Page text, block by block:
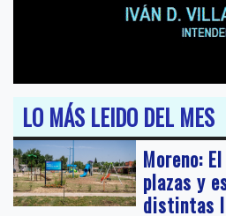
LO MÁS LEIDO DEL MES
Moreno:
plazas y
distintas